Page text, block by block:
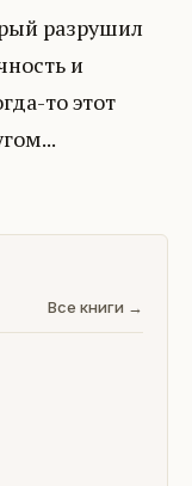
разрушил
и
то этот
Все книги →